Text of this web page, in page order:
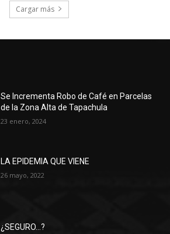
Cargar más
Se Incrementa Robo de Café en Parcelas
de la Zona Alta de Tapachula
23 enero, 2024
LA EPIDEMIA QUE VIENE
26 mayo, 2022
¿SEGURO…?